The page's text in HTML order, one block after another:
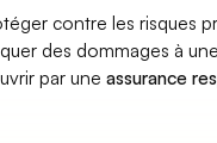
contre les risques
des dommages à
par uneassurance